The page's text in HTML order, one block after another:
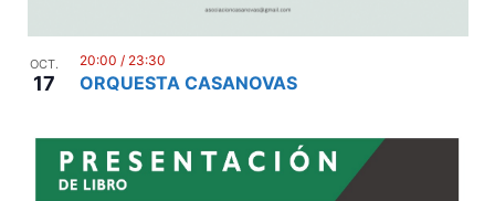
OCT.
17 ORQUESTA CASANOVAS
20:00 / 23:30